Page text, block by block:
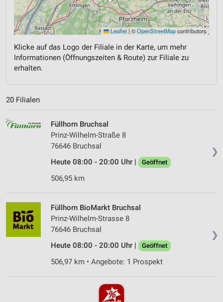
Leaflet | ©OpenStreetMapcontributors
Klicke auf das Logo der Filiale in der Karte, um mehr
Informationen (Öffnungszeiten & Route) zur Filiale zu
erhalten.
20 Filialen
❯
Füllhorn Bruchsal
Prinz-Wilhelm-Straße 8
76646 Bruchsal
Heute 08:00 - 20:00 Uhr |
Geöffnet
506,95 km
❯
Füllhorn BioMarkt Bruchsal
Prinz-Wilhelm-Strasse 8
76646 Bruchsal
Heute 08:00 - 20:00 Uhr |
Geöffnet
506,97 km • Angebote: 1 Prospekt